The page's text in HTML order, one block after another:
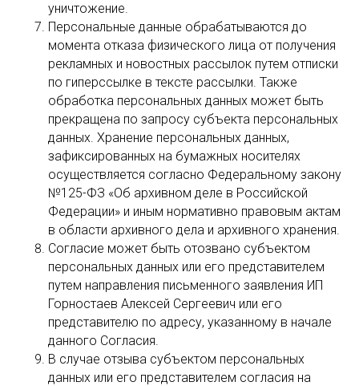
уничтожение.
Персональные данные обрабатываются до
момента отказа физического лица от получения
рекламных и новостных рассылок путем отписки
по гиперссылке в тексте рассылки. Также
обработка персональных данных может быть
прекращена по запросу субъекта персональных
данных. Хранение персональных данных,
зафиксированных на бумажных носителях
осуществляется согласно Федеральному закону
№125-ФЗ «Об архивном деле в Российской
Федерации» и иным нормативно правовым актам
в области архивного дела и архивного хранения.
Согласие может быть отозвано субъектом
персональных данных или его представителем
путем направления письменного заявления ИП
Горностаев Алексей Сергеевич или его
представителю по адресу, указанному в начале
данного Согласия.
В случае отзыва субъектом персональных
данных или его представителем согласия на